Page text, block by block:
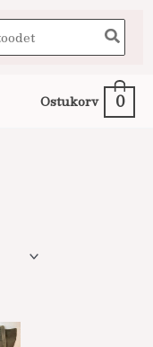
Ostukorv 0